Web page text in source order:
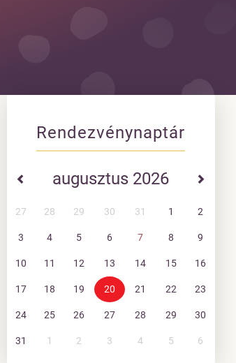
Rendezvénynaptár
augusztus 2026
27 28 29 30 31 1 2
3 4 5 6 7 8 9
10 11 12 13 14 15 16
17 18 19 20 21 22 23
24 25 26 27 28 29 30
31 1 2 3 4 5 6